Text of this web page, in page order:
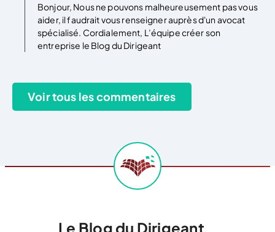
Bonjour, Nous ne pouvons malheureusement pas vous
aider, il faudrait vous renseigner auprès d'un avocat
spécialisé. Cordialement, L’équipe créer son
entreprise le Blog du Dirigeant
Le Blog du Dirigeant